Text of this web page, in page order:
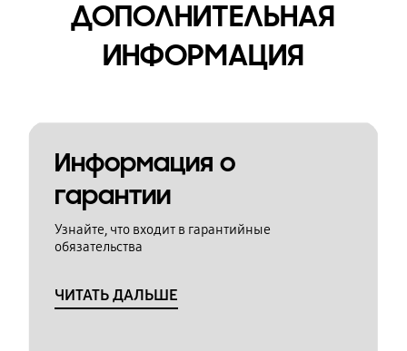
ДОПОЛНИТЕЛЬНАЯ
ИНФОРМАЦИЯ
Информация о
гарантии
Узнайте, что входит в гарантийные
обязательства
ЧИТАТЬ ДАЛЬШЕ